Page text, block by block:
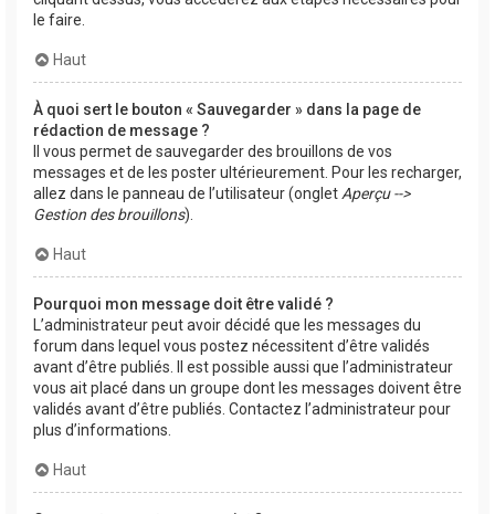
le faire.
Haut
À quoi sert le bouton « Sauvegarder » dans la page de
rédaction de message ?
Il vous permet de sauvegarder des brouillons de vos
messages et de les poster ultérieurement. Pour les recharger,
allez dans le panneau de l’utilisateur (ongletAperçu -->
Gestion des brouillons).
Haut
Pourquoi mon message doit être validé ?
L’administrateur peut avoir décidé que les messages du
forum dans lequel vous postez nécessitent d’être validés
avant d’être publiés. Il est possible aussi que l’administrateur
vous ait placé dans un groupe dont les messages doivent être
validés avant d’être publiés. Contactez l’administrateur pour
plus d’informations.
Haut